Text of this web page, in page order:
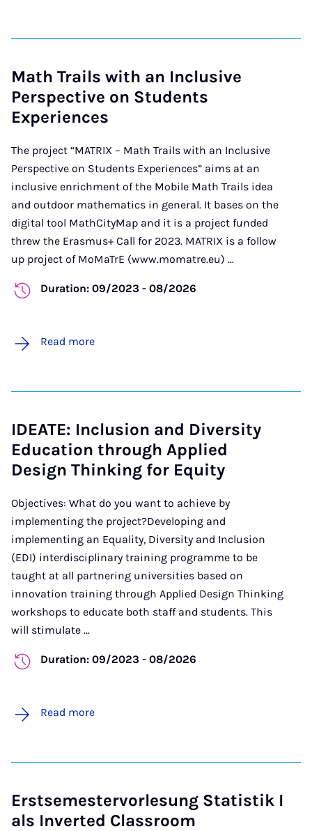
Math Trails with an Inclusive
Perspective on Students
Experiences
The project “MATRIX – Math Trails with an Inclusive
Perspective on Students Experiences” aims at an
inclusive enrichment of the Mobile Math Trails idea
and outdoor mathematics in general. It bases on the
digital tool MathCityMap and it is a project funded
threw the Erasmus+ Call for 2023. MATRIX is a follow
up project of MoMaTrE (www.momatre.eu) ...
Duration: 09/2023 - 08/2026
Read more
IDEATE: Inclusion and Diversity
Education through Applied
Design Thinking for Equity
Objectives: What do you want to achieve by
implementing the project?Developing and
implementing an Equality, Diversity and Inclusion
(EDI) interdisciplinary training programme to be
taught at all partnering universities based on
innovation training through Applied Design Thinking
workshops to educate both staff and students. This
will stimulate ...
Duration: 09/2023 - 08/2026
Read more
Erstsemestervorlesung Statistik I
als Inverted Classroom